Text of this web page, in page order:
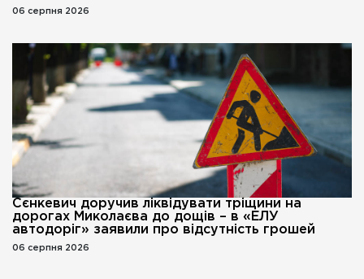
06 серпня 2026
Сєнкевич доручив ліквідувати тріщини на
дорогах Миколаєва до дощів – в «ЕЛУ
автодоріг» заявили про відсутність грошей
06 серпня 2026